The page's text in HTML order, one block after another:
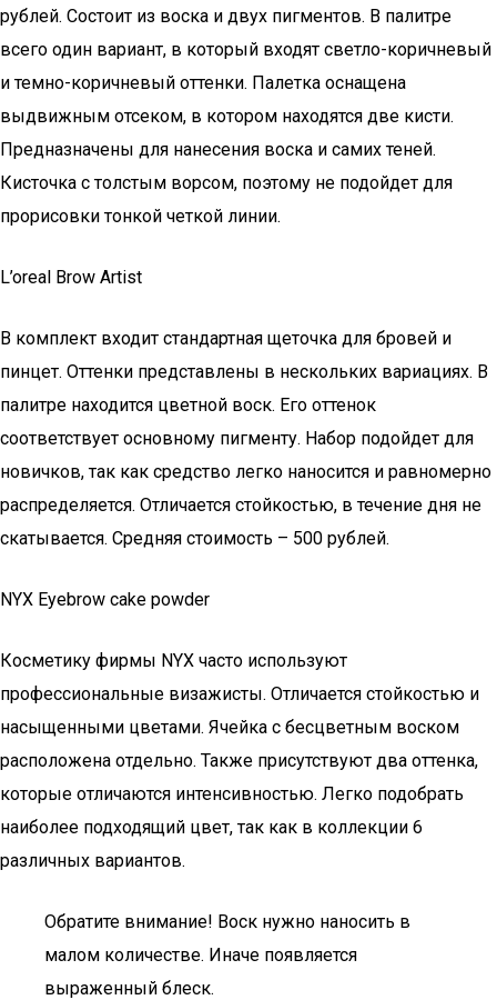
рублей. Состоит из воска и двух пигментов. В палитре
всего один вариант, в который входят светло-коричневый
и темно-коричневый оттенки. Палетка оснащена
выдвижным отсеком, в котором находятся две кисти.
Предназначены для нанесения воска и самих теней.
Кисточка с толстым ворсом, поэтому не подойдет для
прорисовки тонкой четкой линии.
L’oreal Brow Artist
В комплект входит стандартная щеточка для бровей и
пинцет. Оттенки представлены в нескольких вариациях. В
палитре находится цветной воск. Его оттенок
соответствует основному пигменту. Набор подойдет для
новичков, так как средство легко наносится и равномерно
распределяется. Отличается стойкостью, в течение дня не
скатывается. Средняя стоимость – 500 рублей.
NYX Eyebrow cake powder
Косметику фирмы NYX часто используют
профессиональные визажисты. Отличается стойкостью и
насыщенными цветами. Ячейка с бесцветным воском
расположена отдельно. Также присутствуют два оттенка,
которые отличаются интенсивностью. Легко подобрать
наиболее подходящий цвет, так как в коллекции 6
различных вариантов.
Обратите внимание! Воск нужно наносить в
малом количестве. Иначе появляется
выраженный блеск.